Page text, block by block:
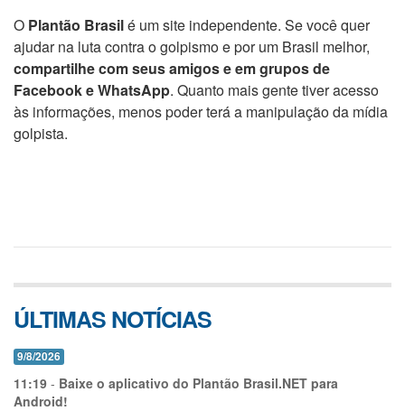
O Plantão Brasilé um site independente. Se você quer
ajudar na luta contra o golpismo e por um Brasil melhor,
compartilhe com seus amigos e em grupos de
Facebook e WhatsApp. Quanto mais gente tiver acesso
às informações, menos poder terá a manipulação da mídia
golpista.
ÚLTIMAS NOTÍCIAS
9/8/2026
11:19 - Baixe o aplicativo do Plantão Brasil.NET para
Android!